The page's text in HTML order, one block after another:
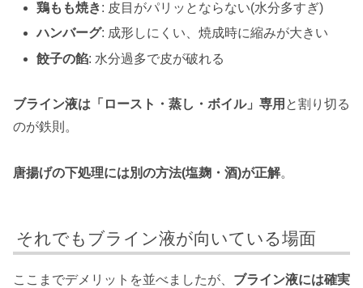
鶏もも焼き: 皮目がパリッとならない(水分多すぎ)
ハンバーグ: 成形しにくい、焼成時に縮みが大きい
餃子の餡: 水分過多で皮が破れる
ブライン液は「ロースト・蒸し・ボイル」専用 と割り切る
のが鉄則。
唐揚げの下処理には別の方法(塩麹・酒)が正解。
それでもブライン液が向いている場面
ここまでデメリットを並べましたが、 ブライン液には確実